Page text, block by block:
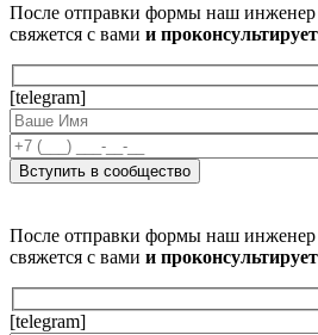
После отправки формы наш инженер
свяжется с вами и
[telegram]
После отправки формы наш инженер
свяжется с вами и
[telegram]